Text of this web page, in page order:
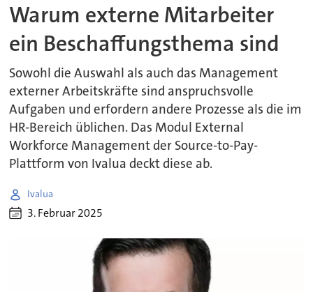
Warum externe Mitarbeiter
ein Beschaffungsthema sind
Sowohl die Auswahl als auch das Management
externer Arbeitskräfte sind anspruchsvolle
Aufgaben und erfordern andere Prozesse als die im
HR-Bereich üblichen. Das Modul External
Workforce Management der Source-to-Pay-
Plattform von Ivalua deckt diese ab.
Ivalua
3. Februar 2025